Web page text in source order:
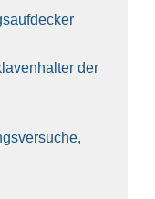
der